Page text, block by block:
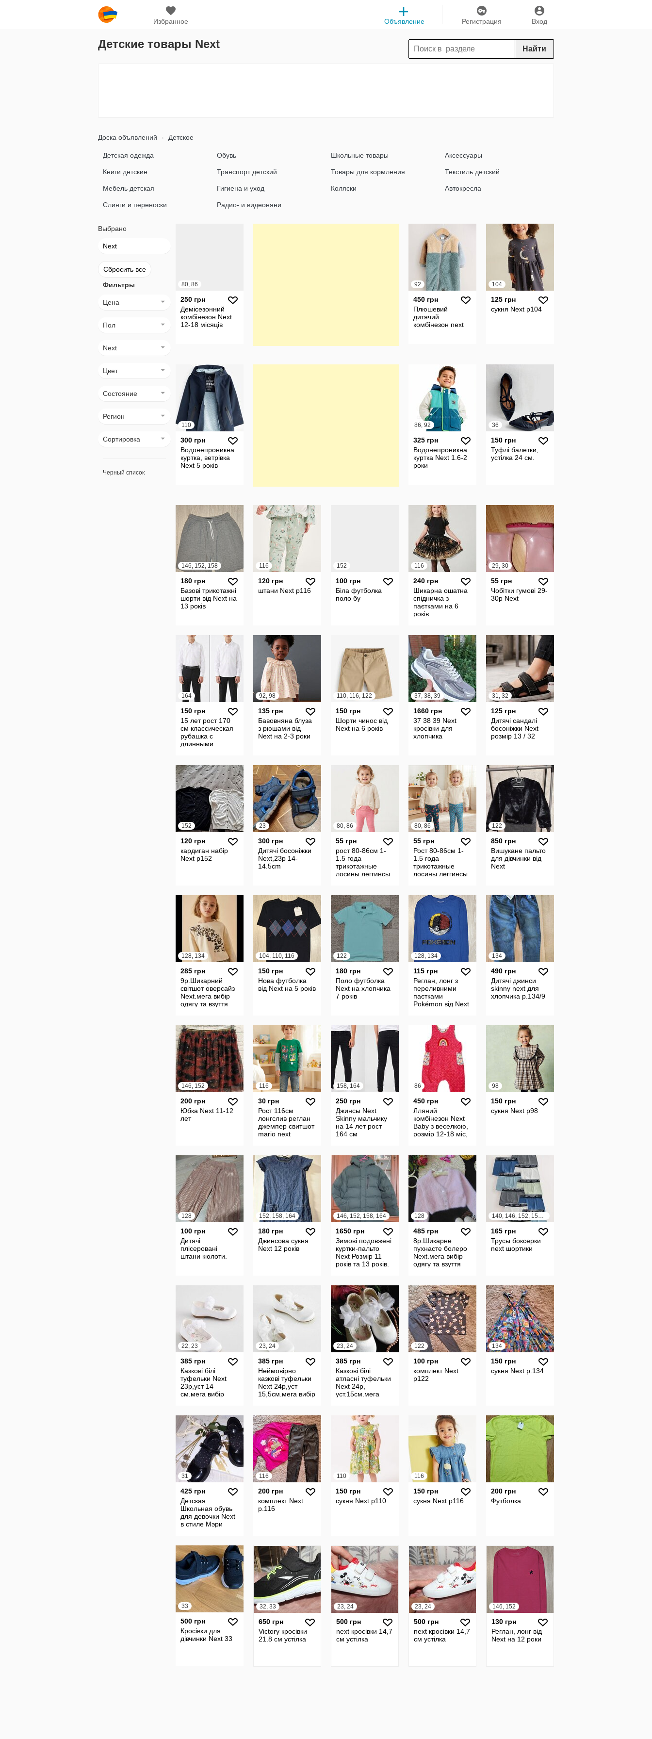
Избранное Вход
Регистрация
Объявление
Детские товары Next Найти
Доска объявлений Детское
Детская одежда Обувь Школьные товары Аксессуары
Книги детские Транспорт детский Товары для кормления Текстиль детский
Мебель детская Гигиена и уход Коляски Автокресла
Слинги и переноски Радио- и видеоняни
Выбрано
Next
Сбросить все
Фильтры
Цена
Пол
Next
Цвет
Состояние
Регион
Сортировка
Черный список
80, 86
250 грн
Демісезонний
комбінезон Next
12-18 місяців
92
450 грн
Плюшевий
дитячий
комбінезон next
104
125 грн
сукня Next р104
110
300 грн
Водонепроникна
куртка, ветрівка
Next 5 років
86, 92
325 грн
Водонепроникна
куртка Next 1.6-2
роки
36
150 грн
Туфлі балетки,
устілка 24 см.
146, 152, 158
180 грн
Базові трикотажні
шорти від Next на
13 років
116
120 грн
штани Next р116
152
100 грн
Біла футболка
поло бу
116
240 грн
Шикарна ошатна
спідничка з
паєтками на 6
років
29, 30
55 грн
Чобітки гумові 29-
30р Next
164
150 грн
15 лет рост 170
см классическая
рубашка с
длинными
школы next
92, 98
135 грн
Бавовняна блуза
з рюшами від
Next на 2-3 роки
110, 116, 122
150 грн
Шорти чинос від
Next на 6 років
37, 38, 39
1660 грн
37 38 39 Next
кросівки для
хлопчика
31, 32
125 грн
Дитячі сандалі
босоніжки Next
розмір 13 / 32
152
120 грн
кардиган набір
Next р152
23
300 грн
Дитячі босоніжки
Next,23p 14-
14.5cm
80, 86
55 грн
рост 80-86см 1-
1.5 года
трикотажные
лосины леггинсы
80, 86
55 грн
Рост 80-86см 1-
1.5 года
трикотажные
лосины леггинсы
122
850 грн
Вишукане пальто
для дівчинки від
Next
128, 134
285 грн
9р.Шикарний
світшот оверсайз
Next.мега вибір
одягу та взуття
104, 110, 116
150 грн
Нова футболка
від Next на 5 років
122
180 грн
Поло футболка
Next на хлопчика
7 років
128, 134
115 грн
Реглан, лонг з
переливними
паєтками
Pokémon від Next
134
490 грн
Дитячі джинси
skinny next для
хлопчика р.134/9
146, 152
200 грн
Юбка Next 11-12
лет
116
30 грн
Рост 116см
лонгслив реглан
джемпер свитшот
mario next
158, 164
250 грн
Джинсы Next
Skinny мальчику
на 14 лет рост
164 см
86
450 грн
Лляний
комбінезон Next
Baby з веселкою,
розмір 12-18 міс,
98
150 грн
сукня Next р98
128
100 грн
Дитячі
плісеровані
штани кюлоти.
152, 158, 164
180 грн
Джинсова сукня
Next 12 років
146, 152, 158, 164
1650 грн
Зимові подовжені
куртки-пальто
Next Розмір 11
років та 13 років.
128
485 грн
8р.Шикарне
пухнасте болеро
Next.мега вибір
одягу та взуття
140, 146, 152, 158, 164
165 грн
Трусы боксерки
next шортики
22, 23
385 грн
Казкові білі
туфельки Next
23р,уст 14
см.мега вибір
23, 24
385 грн
Неймовірно
казкові туфельки
Next 24р,уст
15,5см.мега вибір
23, 24
385 грн
Казкові білі
атласні туфельки
Next 24р,
уст.15см.мега
122
100 грн
комплект Next
р122
134
150 грн
сукня Next р.134
31
425 грн
Детская
Школьная обувь
для девочки Next
в стиле Мэри
стелька 15,5
116
200 грн
комплект Next
р.116
110
150 грн
сукня Next р110
116
150 грн
сукня Next р116
200 грн
Футболка
33
500 грн
Кросівки для
дівчинки Next 33
32, 33
650 грн
Victory кросівки
21.8 см устілка
23, 24
500 грн
next кросівки 14,7
см устілка
23, 24
500 грн
next кросівки 14,7
см устілка
146, 152
130 грн
Реглан, лонг від
Next на 12 роки